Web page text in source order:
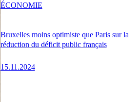
Bruxelles moins optimiste que Paris sur la
réduction du déficit public français
15.11.2024
ÉCONOMIE